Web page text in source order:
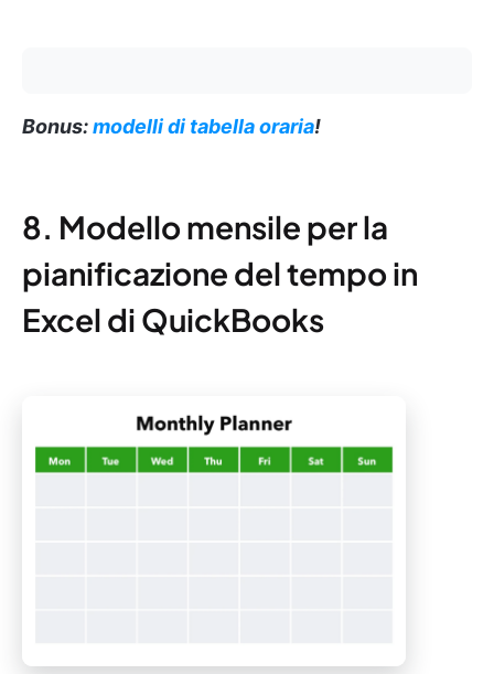
Bonus:modelli di tabella oraria!
8. Modello mensile per la
pianificazione del tempo in
Excel di QuickBooks